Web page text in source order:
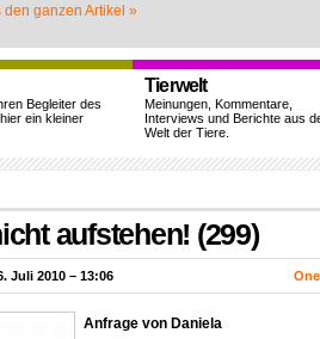
den ganzen Artikel »
Begleiter des
ein kleiner
Tierwelt
Meinungen, Kommentare,
Interviews und Berichte aus
Welt der Tiere.
aufstehen! (299)
Juli 2010 – 13:06
Anfrage von Daniela